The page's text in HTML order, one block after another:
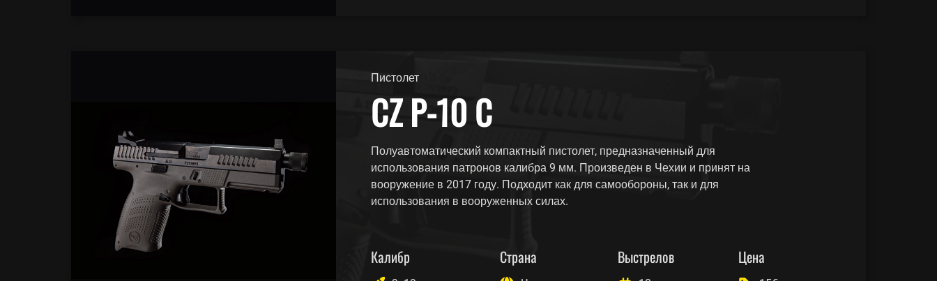
Пистолет
CZ P-10 C
Полуавтоматический компактный пистолет, предназначенный для
использования патронов калибра 9 мм. Произведен в Чехии и принят на
вооружение в 2017 году. Подходит как для самообороны, так и для
использования в вооруженных силах.
Калибр Страна Выстрелов Цена